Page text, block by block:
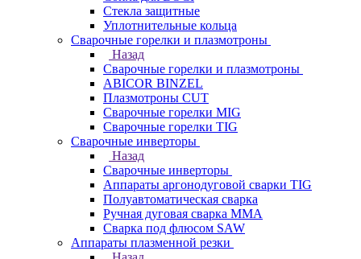
Стекла защитные
Уплотнительные кольца
Сварочные горелки и плазмотроны
Назад
Сварочные горелки и плазмотроны
ABICOR BINZEL
Плазмотроны CUT
Сварочные горелки MIG
Сварочные горелки TIG
Сварочные инверторы
Назад
Сварочные инверторы
Аппараты аргонодуговой сварки TIG
Полуавтоматическая сварка
Ручная дуговая сварка MMA
Сварка под флюсом SAW
Аппараты плазменной резки